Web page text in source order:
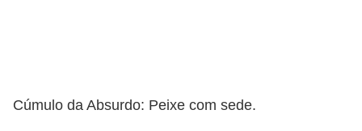
Cúmulo da Absurdo: Peixe com sede.